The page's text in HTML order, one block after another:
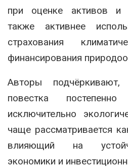
при оценке активов и
также активнее
страхования
финансирования
Авторы подчёркивают,
повестка
исключительно
чаще рассматривается
влияющий на
экономики и